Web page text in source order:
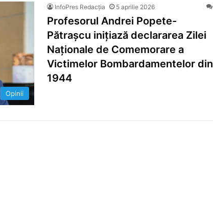
Opinii
InfoPres Redacția 5 aprilie 2026
Profesorul Andrei Popete-
Pătrașcu inițiază declararea Zilei
Naționale de Comemorare a
Victimelor Bombardamentelor din
1944